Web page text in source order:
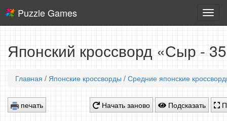
игры
Puzzle Games
Японский кроссворд «Сыр -
Главная / Японские кроссворды / Средние японские
печать Начать заново Подсказать